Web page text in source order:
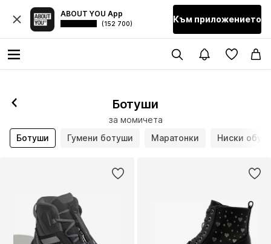
ABOUT YOU App
(152 700) Към приложението
Ботуши
за момичета
Ботуши
Гумени ботуши Маратонки Ниски